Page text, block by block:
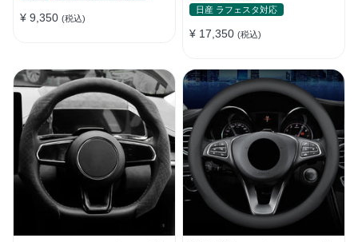
¥ 9,350 (税込)
日産 ラフェスタ対応
¥ 17,350 (税込)